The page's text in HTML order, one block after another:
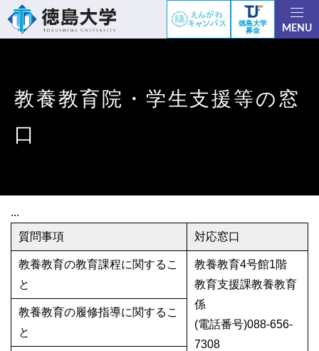
徳島大学
募金
MENU
教養教育院・学生支援等の窓
口
...
質問事項
対応窓口
教養教育の教育課程に関するこ
と
教養教育4号館1階
教育支援課教養教育
係
(電話番号)088-656-
7308
教養教育の履修指導に関するこ
と